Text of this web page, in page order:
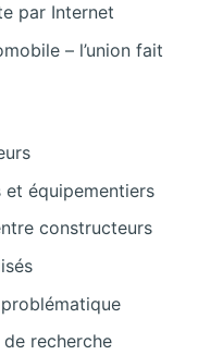
par Internet
– l’union fait
équipementiers
constructeurs
recherche